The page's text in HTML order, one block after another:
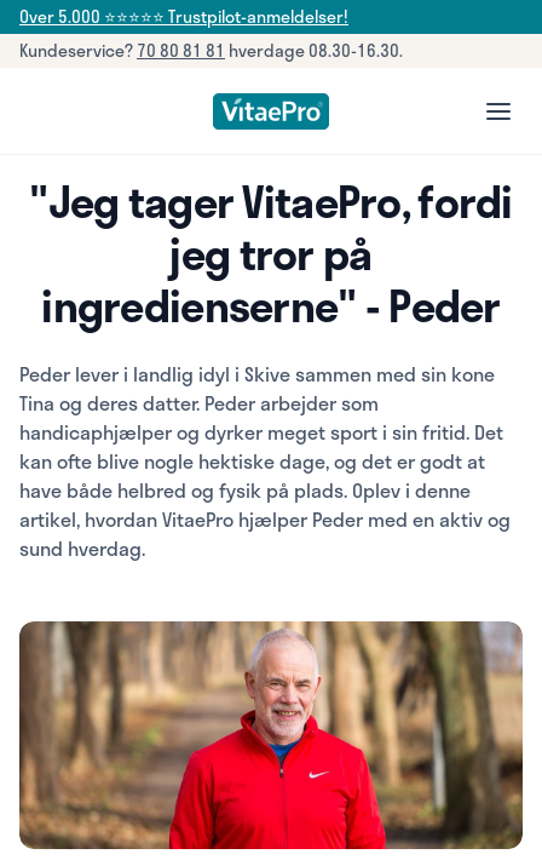
Over 5.000 ⭐⭐⭐⭐⭐ Trustpilot-anmeldelser!
Kundeservice?70 80 81 81 hverdage 08.30-16.30.
"Jeg tager VitaePro, fordi
jeg tror på
ingredienserne" - Peder
Peder lever i landlig idyl i Skive sammen med sin kone
Tina og deres datter. Peder arbejder som
handicaphjælper og dyrker meget sport i sin fritid. Det
kan ofte blive nogle hektiske dage, og det er godt at
have både helbred og fysik på plads. Oplev i denne
artikel, hvordan VitaePro hjælper Peder med en aktiv og
sund hverdag.